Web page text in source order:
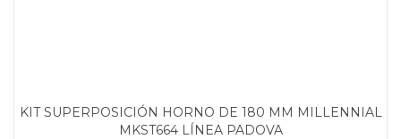
KIT SUPERPOSICIÓN HORNO DE 180 MM MILLENNIAL
MKST664 LÍNEA PADOVA